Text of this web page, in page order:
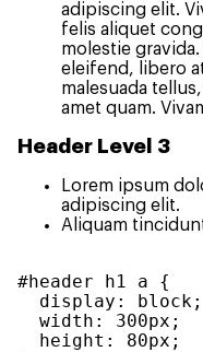
adipiscing elit.
felis aliquet
molestie
eleifend, libero
malesuada
amet quam.
Header Level 3
Lorem ipsum
adipiscing elit.
Aliquam
#header h1 a {
  display: block;
  width: 300px;
  height: 80px;